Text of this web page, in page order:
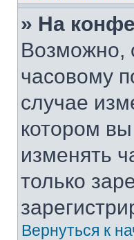
» На
Возможно,
часовому
случае
котором
изменять
только
Вернуться к